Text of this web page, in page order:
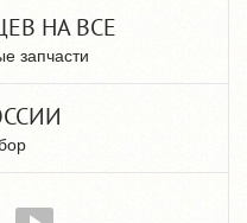
НА ВСЕ
запчасти